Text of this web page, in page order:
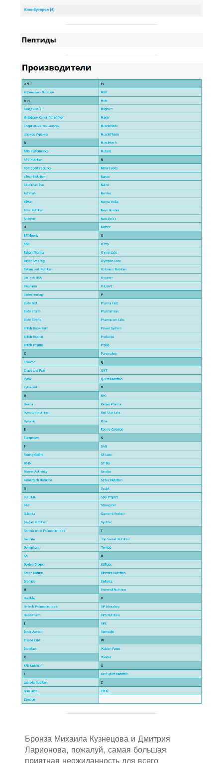
Бронза Михаила Кузнецова и Дмитрия
Ларионова, пожалуй, самая большая
приятная неожиданность для всего